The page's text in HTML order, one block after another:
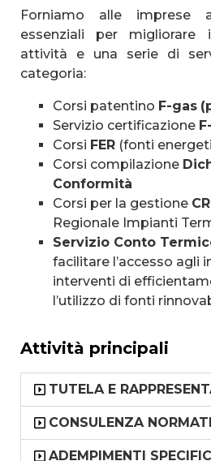
Forniamo alle imprese
essenziali per
attività e una serie di
categoria:
Corsi patentino F-gas
Servizio certificazione
Corsi FER (fonti
Corsi compilazione
Conformità
Corsi per la gestione
Regionale Impianti
Servizio Conto
facilitare l’accesso agli
interventi di
l’utilizzo di fonti
Attività principali
TUTELA E
CONSULENZA
ADEMPIMENTI